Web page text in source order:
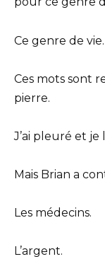
Ce genre de vie.
Ces mots sont
pierre.
J’ai pleuré et
Mais Brian a
Les médecins.
L’argent.